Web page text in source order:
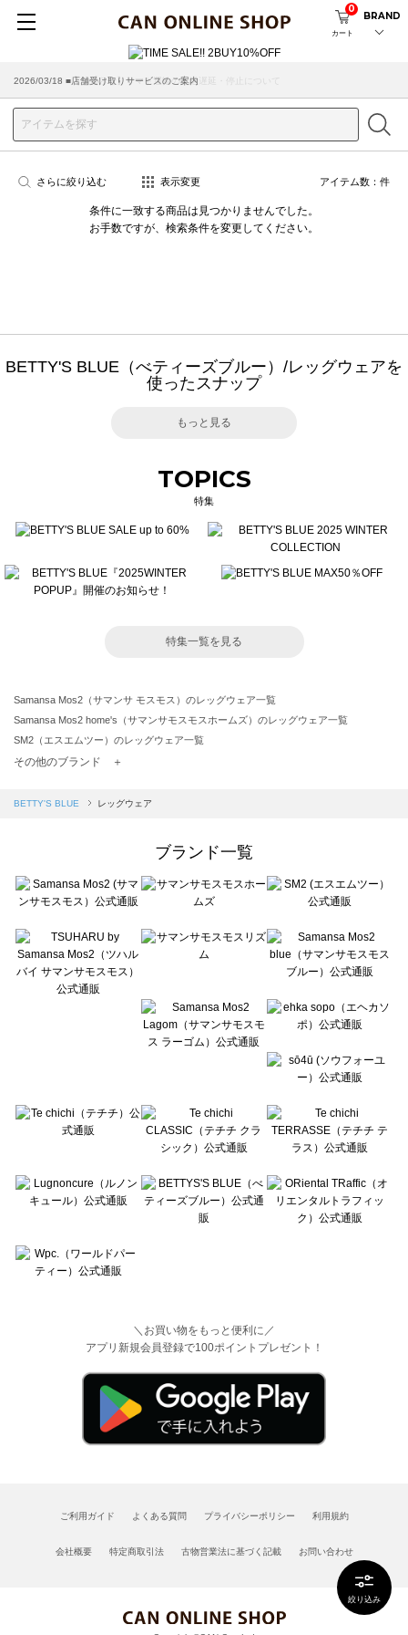
カート
0
BRAND
2026/07/29 ■【お知らせ】ヤマト運輸の配送遅延・停止について
2026/03/18 ■店舗受け取りサービスのご案内
絞り込み
さらに絞り込む 表示変更 アイテム数： 件
条件に一致する商品は見つかりませんでした。
お手数ですが、検索条件を変更してください。
BETTY'S BLUE（べティーズブルー）/レッグウェアを
使ったスナップ
もっと見る
TOPICS
特集
特集一覧を見る
Samansa Mos2（サマンサ モスモス）のレッグウェア一覧
Samansa Mos2 home's（サマンサモスモスホームズ）のレッグウェア一覧
SM2（エスエムツー）のレッグウェア一覧
TSUHARU by Samansa Mos2（ツハルバイサマンサモスモス）のレッグウェア一覧
Samansa Mos2 blue（サマンサモスモス ブルー）のレッグウェア一覧
sō4ū（ソウフォーユー）のレッグウェア一覧
Te chichi（テチチ）のレッグウェア一覧
Te chichi CLASSIC（テチチ クラシック）のレッグウェア一覧
Lugnoncure（ルノンキュール）のレッグウェア一覧
BETTY'S BLUE（べティーズブルー）のレッグウェア一覧
Wpc.（ワールドパーティー）のレッグウェア一覧
その他のブランド ＋
BETTY'S BLUE レッグウェア
ブランド一覧
＼お買い物をもっと便利に／
アプリ新規会員登録で100ポイントプレゼント！
ご利用ガイド よくある質問 プライバシーポリシー 利用規約
会社概要 特定商取引法 古物営業法に基づく記載 お問い合わせ